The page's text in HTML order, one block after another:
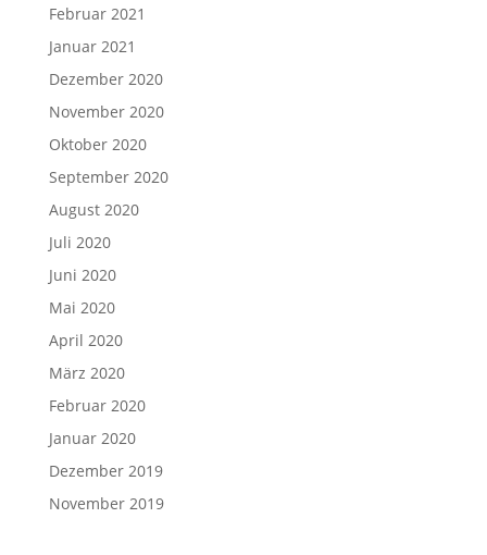
Februar 2021
Januar 2021
Dezember 2020
November 2020
Oktober 2020
September 2020
August 2020
Juli 2020
Juni 2020
Mai 2020
April 2020
März 2020
Februar 2020
Januar 2020
Dezember 2019
November 2019